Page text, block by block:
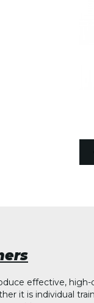
effective,
it is individual